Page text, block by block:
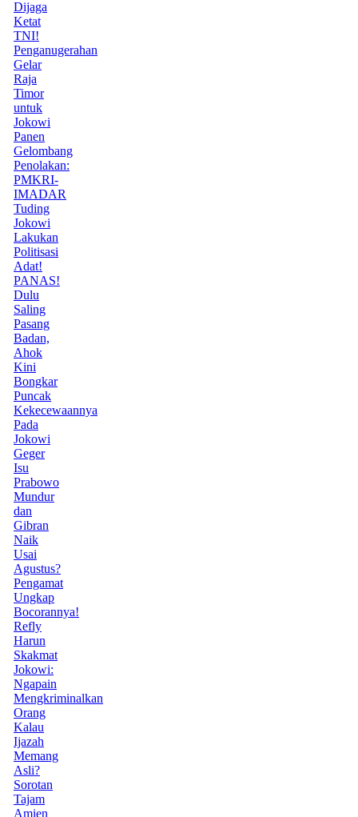
Dijaga
Ketat
TNI!
Penganugerahan
Gelar
Raja
Timor
untuk
Jokowi
Panen
Gelombang
Penolakan:
PMKRI-
IMADAR
Tuding
Jokowi
Lakukan
Politisasi
Adat!
PANAS!
Dulu
Saling
Pasang
Badan,
Ahok
Kini
Bongkar
Puncak
Kekecewaannya
Pada
Jokowi
Geger
Isu
Prabowo
Mundur
dan
Gibran
Naik
Usai
Agustus?
Pengamat
Ungkap
Bocorannya!
Refly
Harun
Skakmat
Jokowi:
Ngapain
Mengkriminalkan
Orang
Kalau
Ijazah
Memang
Asli?
Sorotan
Tajam
Amien